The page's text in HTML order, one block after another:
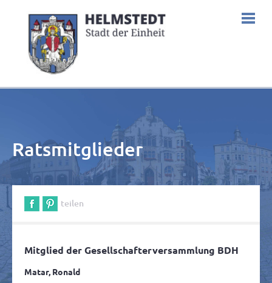
Ratsmitglieder
teilen
Mitglied der Gesellschafterversammlung BDH
Matar, Ronald